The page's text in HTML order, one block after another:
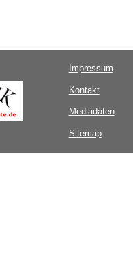
Impressum
Kontakt
Mediadaten
Sitemap